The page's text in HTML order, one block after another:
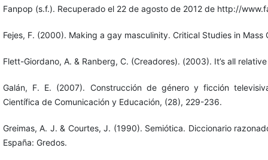
Fanpop (s.f.). Recuperado el 22 de agosto de 2012 de http://
Fejes, F. (2000). Making a gay masculinity. Critical Studies in Mass
Flett-Giordano, A. & Ranberg, C. (Creadores). (2003). It’s all
Galán, F. E. (2007). Construcción de género y ficción
Científica de Comunicación y Educación, (28), 229-236.
Greimas, A. J. & Courtes, J. (1990). Semiótica. Diccionario
España: Gredos.